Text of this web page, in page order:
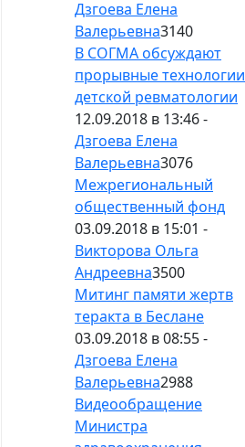
Дзгоева Елена
Валерьевна3140
В СОГМА обсуждают
прорывные технологии
детской ревматологии
12.09.2018 в 13:46 -
Дзгоева Елена
Валерьевна3076
Межрегиональный
общественный фонд
03.09.2018 в 15:01 -
Викторова Ольга
Андреевна3500
Митинг памяти жертв
теракта в Беслане
03.09.2018 в 08:55 -
Дзгоева Елена
Валерьевна2988
Видеообращение
Министра